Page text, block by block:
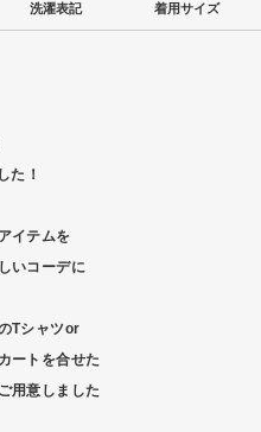
洗濯表記
着用サイズ
た！
イテムを
いコーデに
Tシャツor
ートを合せた
用意しました